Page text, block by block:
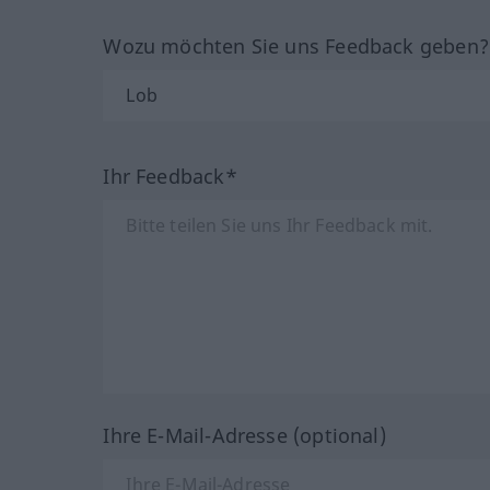
Wozu möchten Sie uns Feedback
Ihr Feedback*
Ihre E-Mail-Adresse (optional)